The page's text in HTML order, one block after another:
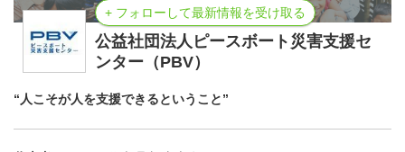
+ フォローして最新情報を受け取る
公益社団法人ピースボート災害支援セ
ンター（PBV）
“人こそが人を支援できるということ”